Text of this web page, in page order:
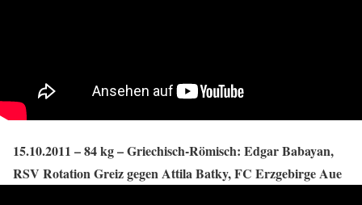
15.10.2011 – 84 kg – Griechisch-Römisch: Edgar Babayan,
RSV Rotation Greiz gegen Attila Batky, FC Erzgebirge Aue